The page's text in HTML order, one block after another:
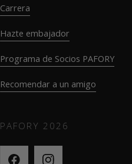
Carrera
Hazte embajador
Programa de Socios PAFORY
Recomendar a un amigo
PAFORY 2026